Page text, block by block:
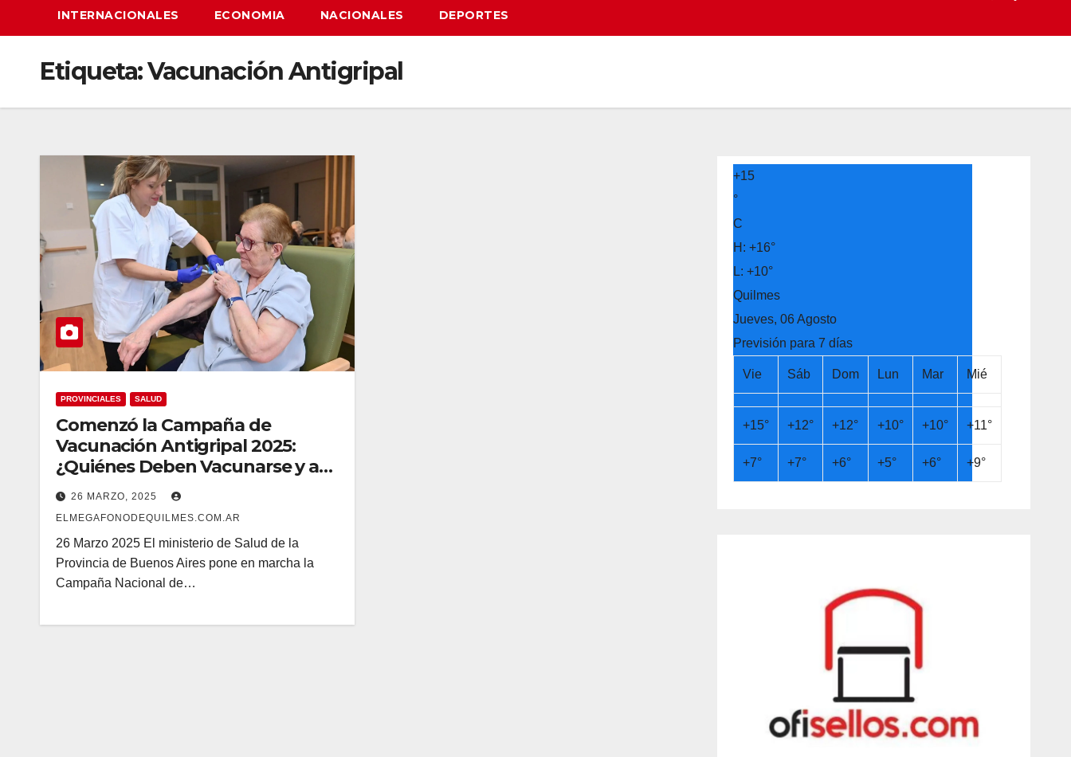
INTERNACIONALES ECONOMIA NACIONALES DEPORTES
Etiqueta:Vacunación Antigripal
PROVINCIALES SALUD
Comenzó la Campaña de
Vacunación Antigripal 2025:
¿Quiénes Deben Vacunarse y a
Partir de Cuando?
26 MARZO, 2025
ELMEGAFONODEQUILMES.COM.AR
26 Marzo 2025 El ministerio de Salud de la
Provincia de Buenos Aires pone en marcha la
Campaña Nacional de…
+15
°
C
H:+16°
L:+10°
Quilmes
Jueves, 06 Agosto
Previsión para 7 días
Vie Sáb Dom Lun Mar Mié
+15° +12° +12° +10° +10° +11°
+7° +7° +6° +5° +6° +9°